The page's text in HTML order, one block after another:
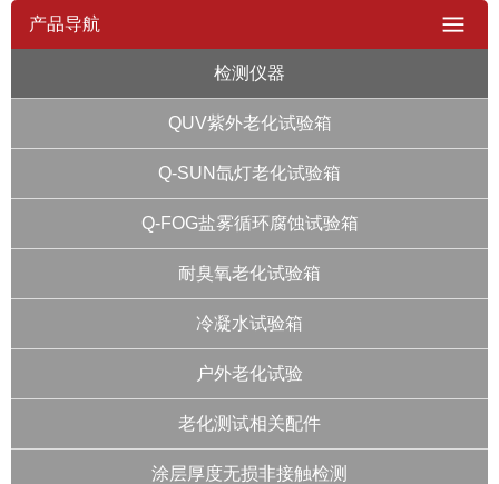
产品导航
检测仪器
QUV紫外老化试验箱
Q-SUN氙灯老化试验箱
Q-FOG盐雾循环腐蚀试验箱
耐臭氧老化试验箱
冷凝水试验箱
户外老化试验
老化测试相关配件
涂层厚度无损非接触检测